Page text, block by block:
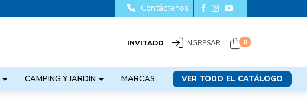
INVITADO INGRESAR 0
CAMPING Y JARDIN MARCAS VER TODO EL CATÁLOGO
Contáctenos